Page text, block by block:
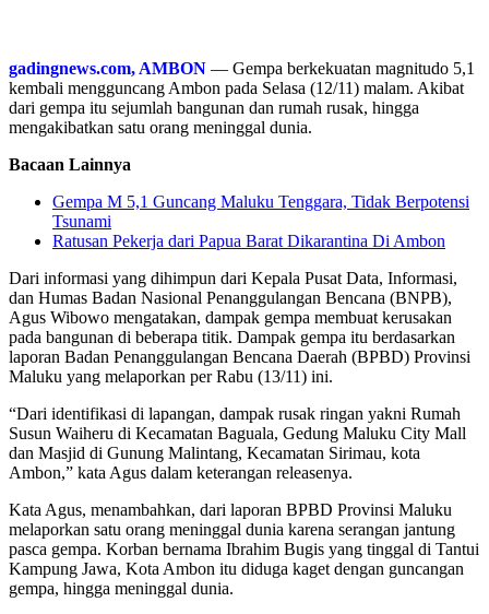
gadingnews.com, AMBON — Gempa berkekuatan magnitudo 5,1
kembali mengguncang Ambon pada Selasa (12/11) malam. Akibat
dari gempa itu sejumlah bangunan dan rumah rusak, hingga
mengakibatkan satu orang meninggal dunia.
Bacaan Lainnya
Gempa M 5,1 Guncang Maluku Tenggara, Tidak Berpotensi
Tsunami
Ratusan Pekerja dari Papua Barat Dikarantina Di Ambon
Dari informasi yang dihimpun dari Kepala Pusat Data, Informasi,
dan Humas Badan Nasional Penanggulangan Bencana (BNPB),
Agus Wibowo mengatakan, dampak gempa membuat kerusakan
pada bangunan di beberapa titik. Dampak gempa itu berdasarkan
laporan Badan Penanggulangan Bencana Daerah (BPBD) Provinsi
Maluku yang melaporkan per Rabu (13/11) ini.
“Dari identifikasi di lapangan, dampak rusak ringan yakni Rumah
Susun Waiheru di Kecamatan Baguala, Gedung Maluku City Mall
dan Masjid di Gunung Malintang, Kecamatan Sirimau, kota
Ambon,” kata Agus dalam keterangan releasenya.
Kata Agus, menambahkan, dari laporan BPBD Provinsi Maluku
melaporkan satu orang meninggal dunia karena serangan jantung
pasca gempa. Korban bernama Ibrahim Bugis yang tinggal di Tantui
Kampung Jawa, Kota Ambon itu diduga kaget dengan guncangan
gempa, hingga meninggal dunia.